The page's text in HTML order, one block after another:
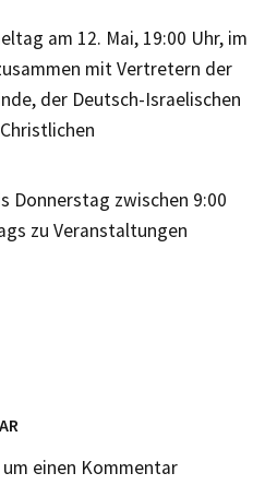
am 12. Mai, 19:00 Uhr, im
mit Vertretern der
der Deutsch-Israelischen
Donnerstag zwischen 9:00
zu Veranstaltungen
um einen Kommentar